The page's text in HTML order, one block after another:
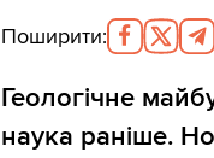
Поширити:
Геологічне
наука раніше.